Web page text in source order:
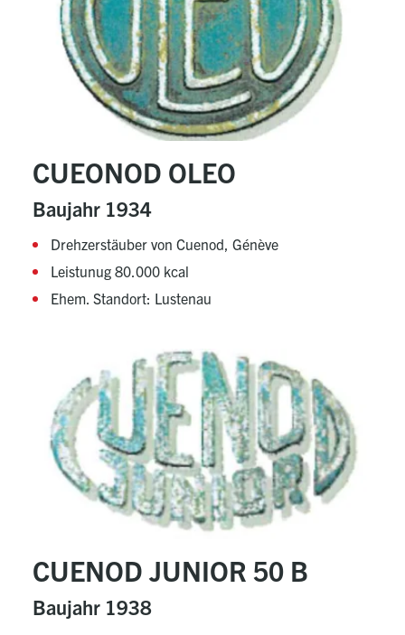
CUEONOD OLEO
Baujahr 1934
Drehzerstäuber von Cuenod, Génève
Leistunug 80.000 kcal
Ehem. Standort: Lustenau
CUENOD JUNIOR 50 B
Baujahr 1938